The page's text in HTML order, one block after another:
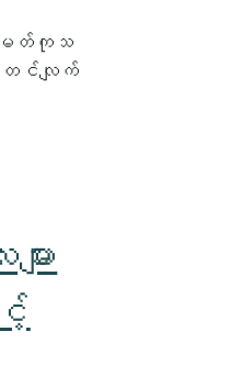
ပ်မတ်ကုသ
တင်လျက်
ား